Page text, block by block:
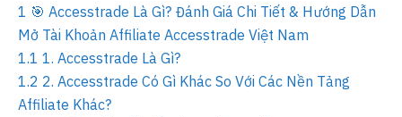
1 🎯 Accesstrade Là Gì? Đánh Giá Chi Tiết & Hướng Dẫn
Mở Tài Khoản Affiliate Accesstrade Việt Nam
1.1 1. Accesstrade Là Gì?
1.2 2. Accesstrade Có Gì Khác So Với Các Nền Tảng
Affiliate Khác?